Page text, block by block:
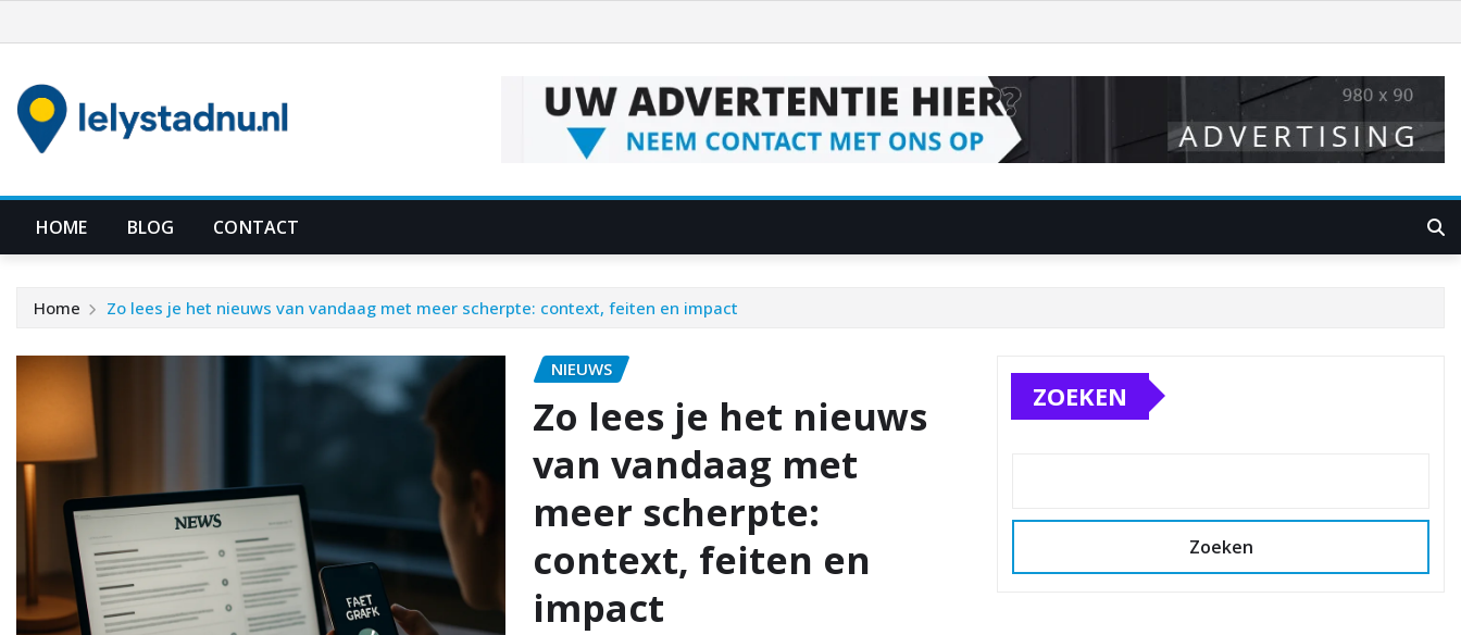
naar
inhoud
HOME BLOG CONTACT
Home Zo lees je het nieuws van vandaag met meer scherpte: context, feiten en impact
NIEUWS
Zo lees je het nieuws
van vandaag met
meer scherpte:
context, feiten en
impact
ZOEKEN
Zoeken